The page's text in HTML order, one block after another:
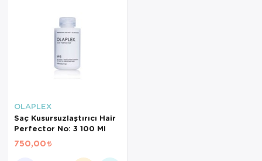
OLAPLEX
Saç Kusursuzlaştırıcı Hair
Perfector No: 3 100 Ml
750,00